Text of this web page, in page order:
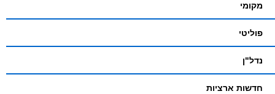
מקומי
פוליטי
נדל"ן
חדשות ארציות